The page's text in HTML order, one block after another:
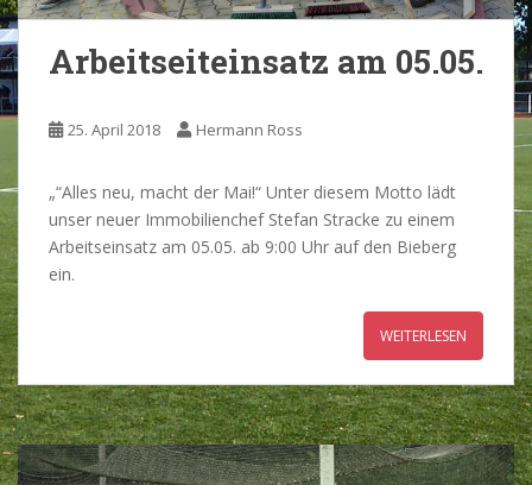
Arbeitseiteinsatz am 05.05.
25. April 2018 Hermann Ross
„“Alles neu, macht der Mai!“ Unter diesem Motto lädt
unser neuer Immobilienchef Stefan Stracke zu einem
Arbeitseinsatz am 05.05. ab 9:00 Uhr auf den Bieberg
ein.
WEITERLESEN